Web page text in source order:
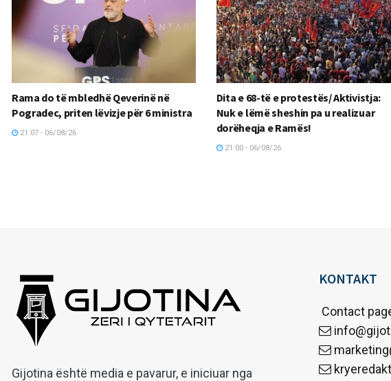
Rama do të mbledhë Qeverinë në
Pogradec, priten lëvizje për 6 ministra
21:07 - 06/08/26
Dita e 68-të e protestës/ Aktivistja:
Nuk e lëmë sheshin pa u realizuar
dorëheqja e Ramës!
21:00 - 06/08/26
Gijotina është media e pavarur, e iniciuar nga
KONTAKT
Contact